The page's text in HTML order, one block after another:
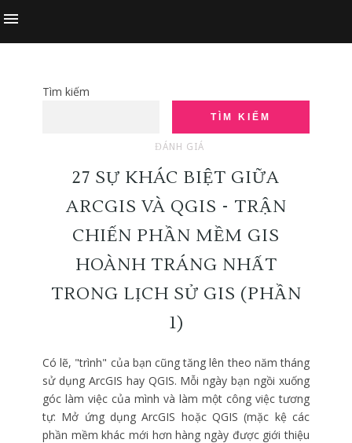
Tìm kiếm
ĐÁNH GIÁ
27 SỰ KHÁC BIỆT GIỮA
ARCGIS VÀ QGIS - TRẬN
CHIẾN PHẦN MỀM GIS
HOÀNH TRÁNG NHẤT
TRONG LỊCH SỬ GIS (PHẦN
1)
Có lẽ, "trình" của bạn cũng tăng lên theo năm tháng
sử dụng ArcGIS hay QGIS. Mỗi ngày bạn ngồi xuống
góc làm việc của mình và làm một công việc tương
tự: Mở ứng dụng ArcGIS hoặc QGIS (mặc kệ các
phần mềm khác mới hơn hàng ngày được giới thiệu